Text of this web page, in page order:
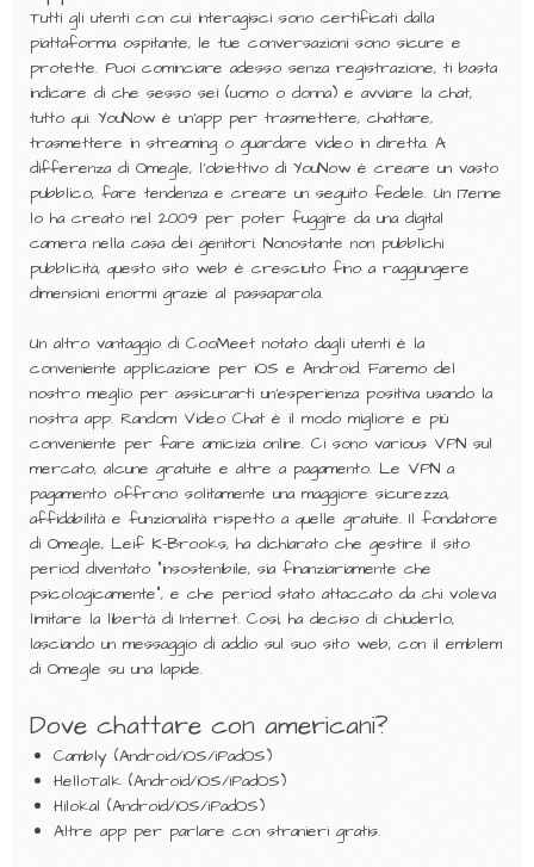
Tutti gli utenti con cui interagisci sono certificati dalla
piattaforma ospitante, le tue conversazioni sono sicure e
protette. Puoi cominciare adesso senza registrazione, ti basta
indicare di che sesso sei (uomo o donna) e avviare la chat,
tutto qui. YouNow è un’app per trasmettere, chattare,
trasmettere in streaming o guardare video in diretta. A
differenza di Omegle, l’obiettivo di YouNow è creare un vasto
pubblico, fare tendenza e creare un seguito fedele. Un 17enne
lo ha creato nel 2009 per poter fuggire da una digital
camera nella casa dei genitori. Nonostante non pubblichi
pubblicità, questo sito web è cresciuto fino a raggiungere
dimensioni enormi grazie al passaparola.
Un altro vantaggio di CooMeet notato dagli utenti è la
conveniente applicazione per iOS e Android. Faremo del
nostro meglio per assicurarti un’esperienza positiva usando la
nostra app. Random Video Chat è il modo migliore e più
conveniente per fare amicizia online. Ci sono various VPN sul
mercato, alcune gratuite e altre a pagamento. Le VPN a
pagamento offrono solitamente una maggiore sicurezza,
affidabilità e funzionalità rispetto a quelle gratuite. Il fondatore
di Omegle, Leif K-Brooks, ha dichiarato che gestire il sito
period diventato “insostenibile, sia finanziariamente che
psicologicamente”, e che period stato attaccato da chi voleva
limitare la libertà di Internet. Così, ha deciso di chiuderlo,
lasciando un messaggio di addio sul suo sito web, con il emblem
di Omegle su una lapide.
Dove chattare con americani?
Cambly (Android/iOS/iPadOS)
HelloTalk (Android/iOS/iPadOS)
Hilokal (Android/iOS/iPadOS)
Altre app per parlare con stranieri gratis.